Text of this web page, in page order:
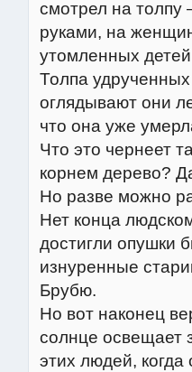
смотрел на
руками, на
утомленных
Толпа
оглядывают они
что она уже
Что это чернеет
корнем дерево?
Но разве можно
Нет конца
достигли опушки
изнуренные
Брубю.
Но вот наконец
солнце освещает
этих людей,